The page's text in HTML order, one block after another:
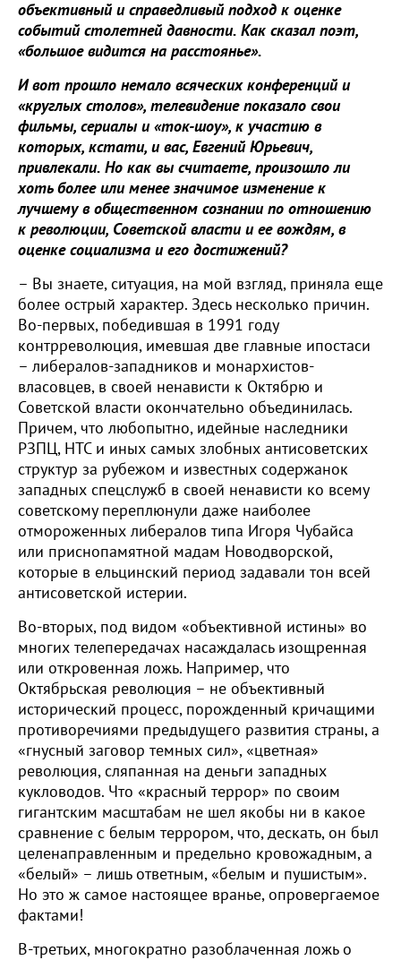
объективный и справедливый подход к оценке
событий столетней давности. Как сказал поэт,
«большое видится на расстоянье».
И вот прошло немало всяческих конференций и
«круглых столов», телевидение показало свои
фильмы, сериалы и «ток-шоу», к участию в
которых, кстати, и вас, Евгений Юрьевич,
привлекали. Но как вы считаете, произошло ли
хоть более или менее значимое изменение к
лучшему в общественном сознании по отношению
к революции, Советской власти и ее вождям, в
оценке социализма и его достижений?
– Вы знаете, ситуация, на мой взгляд, приняла еще
более острый характер. Здесь несколько причин.
Во-первых, победившая в 1991 году
контрреволюция, имевшая две главные ипостаси
– либералов-западников и монархистов-
власовцев, в своей ненависти к Октябрю и
Советской власти окончательно объединилась.
Причем, что любопытно, идейные наследники
РЗПЦ, НТС и иных самых злобных антисоветских
структур за рубежом и известных содержанок
западных спецслужб в своей ненависти ко всему
советскому переплюнули даже наиболее
отмороженных либералов типа Игоря Чубайса
или приснопамятной мадам Новодворской,
которые в ельцинский период задавали тон всей
антисоветской истерии.
Во-вторых, под видом «объективной истины» во
многих телепередачах насаждалась изощренная
или откровенная ложь. Например, что
Октябрьская революция – не объективный
исторический процесс, порожденный кричащими
противоречиями предыдущего развития страны, а
«гнусный заговор темных сил», «цветная»
революция, сляпанная на деньги западных
кукловодов. Что «красный террор» по своим
гигантским масштабам не шел якобы ни в какое
сравнение с белым террором, что, дескать, он был
целенаправленным и предельно кровожадным, а
«белый» – лишь ответным, «белым и пушистым».
Но это ж самое настоящее вранье, опровергаемое
фактами!
В-третьих, многократно разоблаченная ложь о